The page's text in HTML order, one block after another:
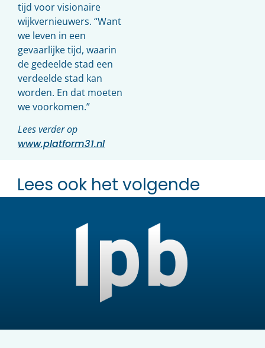
tijd voor visionaire
wijkvernieuwers. “Want
we leven in een
gevaarlijke tijd, waarin
de gedeelde stad een
verdeelde stad kan
worden. En dat moeten
we voorkomen.”
Lees verder op
www.platform31.nl
Lees ook het volgende